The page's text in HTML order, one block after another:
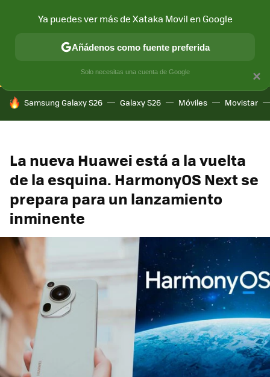
CONECTIVIDAD MÓVIL Y SOCIEDAD APLICACIONES
HOY SE HABLA DE
Samsung Galaxy S26 Galaxy S26 Móviles Movistar
La nueva Huawei está a la vuelta
de la esquina. HarmonyOS Next se
prepara para un lanzamiento
inminente
×
Ya puedes ver más de Xataka Movil en Google
Añádenos como fuente preferida
Solo necesitas una cuenta de Google